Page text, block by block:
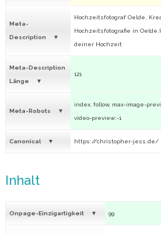
Meta-
Description
Hochzeitsfotograf Oelde.
Hochzeitsfotografie in
deiner Hochzeit
Meta-Description
Länge
121
Meta-Robots
index, follow, max-image-
video-preview:-1
Canonical https://christopher-jess.de/
Inhalt
Onpage-Einzigartigkeit 99